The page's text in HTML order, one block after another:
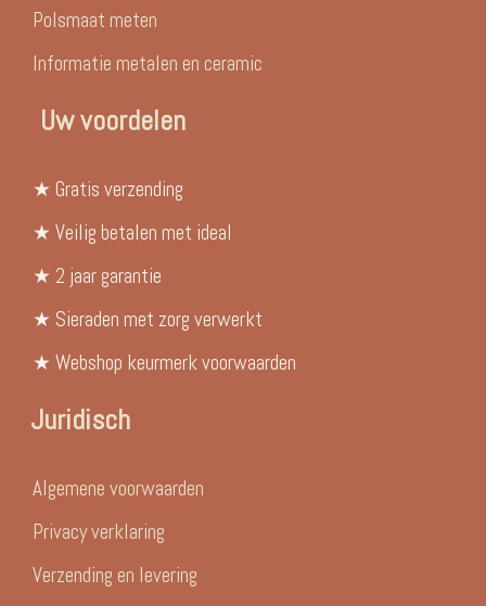
Polsmaat meten
Informatie metalen en ceramic
Uw voordelen
★ Gratis verzending
★ Veilig betalen met ideal
★ 2 jaar garantie
★ Sieraden met zorg verwerkt
★ Webshop keurmerk voorwaarden
Juridisch
Algemene voorwaarden
Privacy verklaring
Verzending en levering